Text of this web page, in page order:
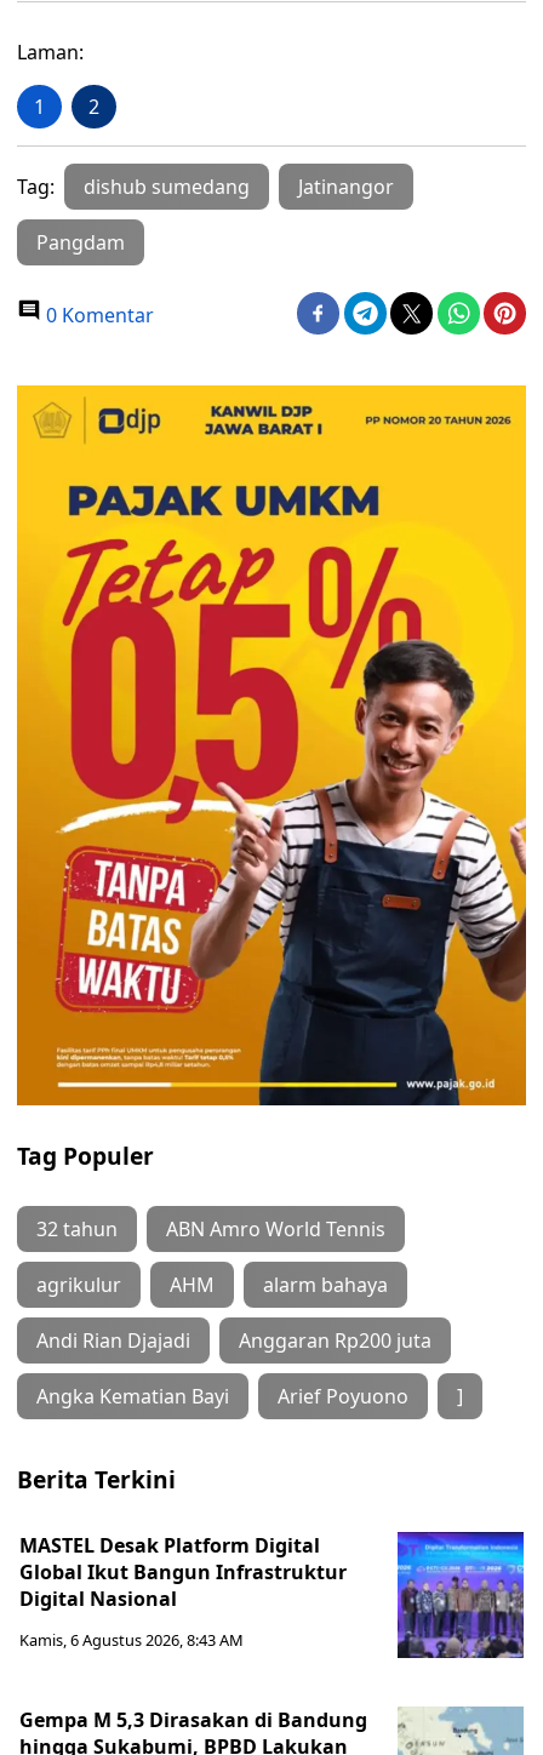
Laman:
1 2
Tag: dishub sumedang Jatinangor
Pangdam
0 Komentar
Tag Populer
32 tahun ABN Amro World Tennis
agrikulur AHM alarm bahaya
Andi Rian Djajadi Anggaran Rp200 juta
Angka Kematian Bayi Arief Poyuono ]
Berita Terkini
MASTEL Desak Platform Digital
Global Ikut Bangun Infrastruktur
Digital Nasional
Kamis, 6 Agustus 2026, 8:43 AM
Gempa M 5,3 Dirasakan di Bandung
hingga Sukabumi, BPBD Lakukan